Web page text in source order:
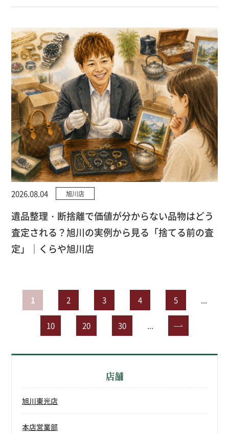
2026.08.04 旭川店
遺品整理・断捨離で価値が分からない品物はどう
査定される？旭川の実例から見る「捨てる前の査
定」｜くらや旭川店
1 2 3 4 5 ...
10 20 30 ... »
店舗
旭川東光店
本店営業部